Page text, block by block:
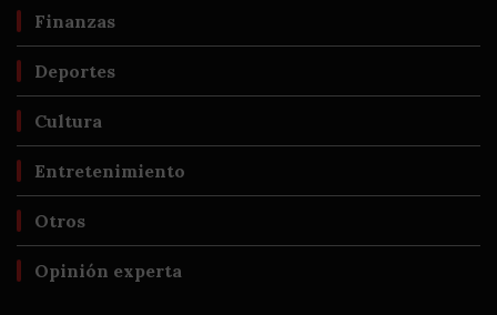
Finanzas
Deportes
Cultura
Entretenimiento
Otros
Opinión experta